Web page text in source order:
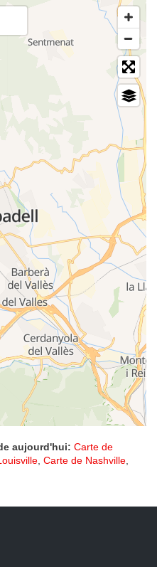
aujourd'hui: Carte de
, Carte de Nashville,